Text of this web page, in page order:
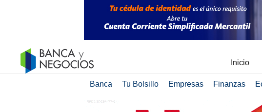
Inicio
Banca Tu Bolsillo Empresas Finanzas